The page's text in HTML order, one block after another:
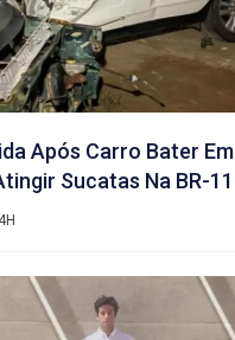
Após Carro Bater
Sucatas Na BR-